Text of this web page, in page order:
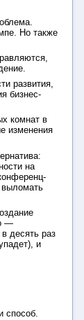
Но также
развития,
бизнес-
комнат в
изменения
на
—
десять раз
и
способ.